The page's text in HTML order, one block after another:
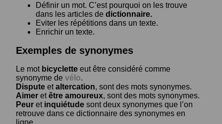
Définir un mot. C’est pourquoi on les trouve
dans les articles de dictionnaire.
Eviter les répétitions dans un texte.
Enrichir un texte.
Exemples de synonymes
Le mot bicyclette eut être considéré comme
synonyme de vélo.
Dispute etaltercation, sont des mots synonymes.
Aimer etêtre amoureux, sont des mots synonymes.
Peur et inquiétude sont deux synonymes que l’on
retrouve dans ce dictionnaire des synonymes en
ligne.